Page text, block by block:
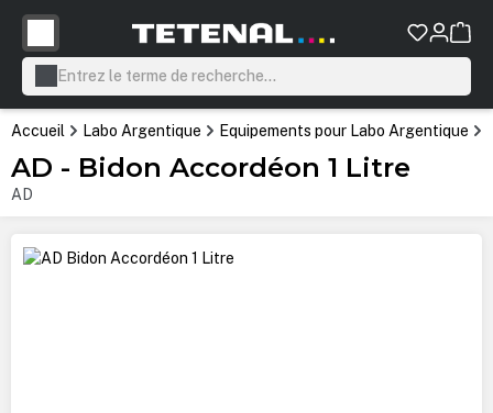
principal
Accueil Labo Argentique Equipements pour Labo Argentique
AD - Bidon Accordéon 1 Litre
AD
Ignorer la galerie d'images